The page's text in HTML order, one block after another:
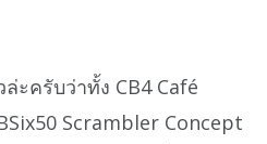
ครับว่าทั้ง CB4 Café
Scrambler Concept